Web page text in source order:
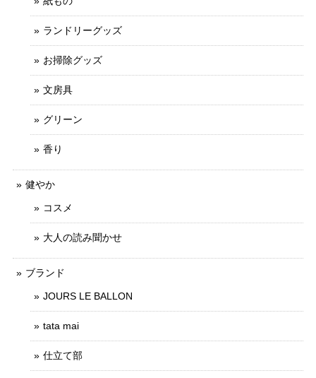
ランドリーグッズ
お掃除グッズ
文房具
グリーン
香り
健やか
コスメ
大人の読み聞かせ
ブランド
JOURS LE BALLON
tata mai
仕立て部